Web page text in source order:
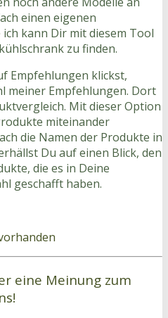
einen eigenen
kann Dir mit diesem Tool
zu finden.
Empfehlungen klickst,
meiner Empfehlungen. Dort
Mit dieser Option
miteinander
die Namen der Produkte in
Du auf einen Blick, den
die es in Deine
geschafft haben.
eine Meinung zum